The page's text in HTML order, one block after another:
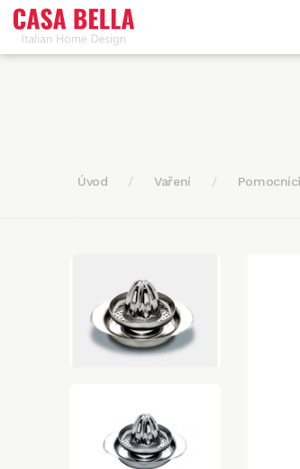
Úvod Vaření Pomocníci